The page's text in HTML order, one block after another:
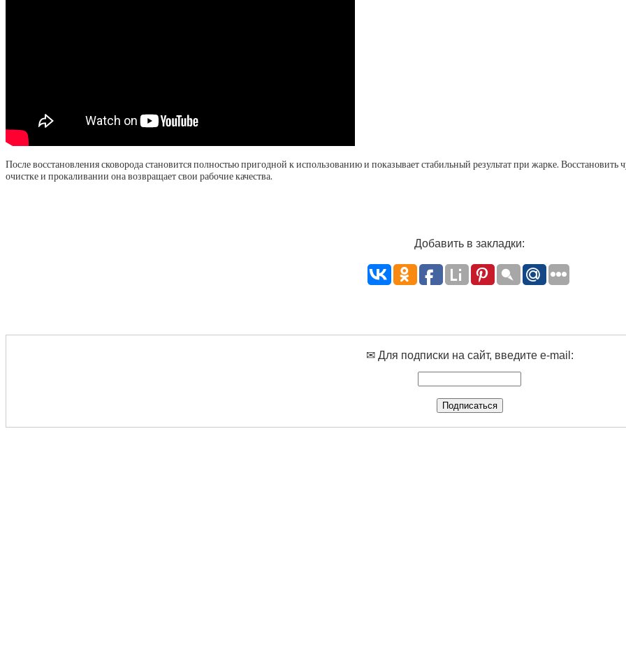
После восстановления сковорода становится полностью пригодной к использованию и показывает стабильный результат при жарке.
очистке и прокаливании она возвращает свои рабочие качества.
Добавить в закладки:
✉ Для подписки на сайт, введите e-mail: